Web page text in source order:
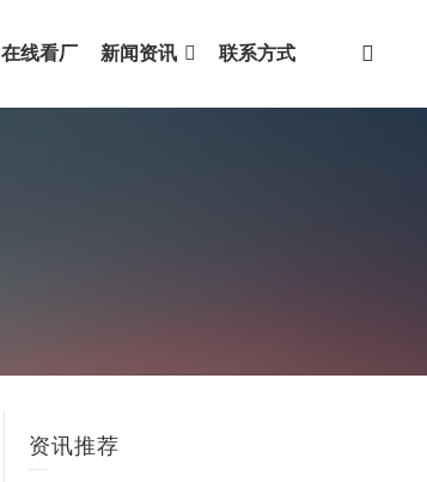
在线看厂 新闻资讯 联系方式
资讯推荐